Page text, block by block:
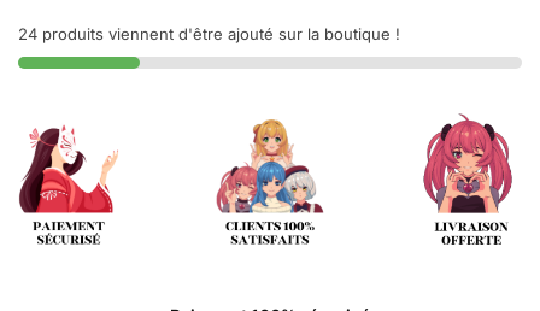
24 produits viennent d'être ajouté sur la boutique !